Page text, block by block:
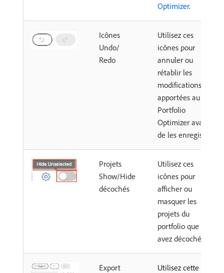
Optimizer.
Icônes
Undo/
Redo
Utilisez ces
icônes pour
annuler ou
rétablir les
modifications
apportées au
Portfolio
Optimizer avant
de les enregistrer.
Projets
Show/Hide
décochés
Utilisez ces
icônes pour
afficher ou
masquer les
projets du
portfolio que vous
avez décochés.
Export
Utilisez cette